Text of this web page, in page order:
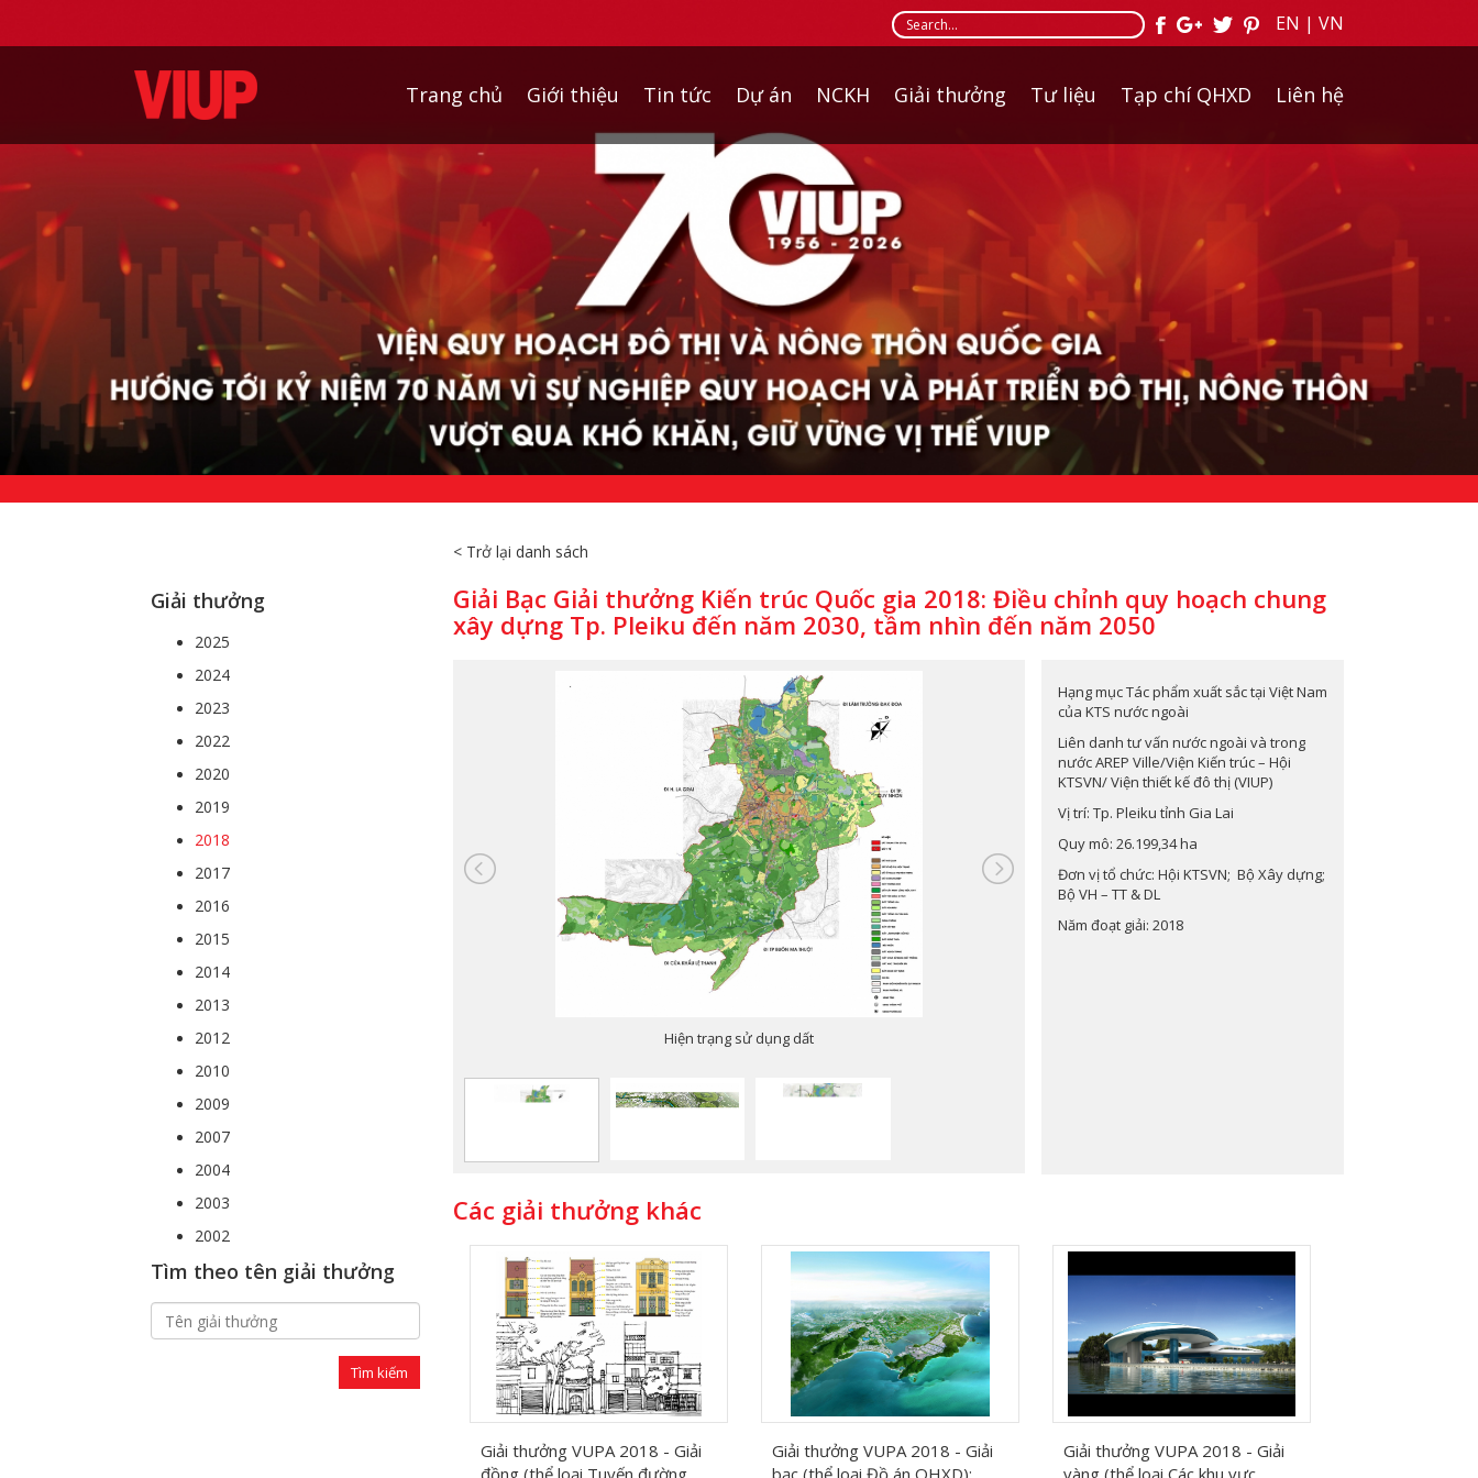
EN | VN
Trang chủ Giới thiệu Tin tức Dự án NCKH Giải thưởng Tư liệu Tạp chí QHXD Liên hệ
Giải thưởng
2025
2024
2023
2022
2020
2019
2018
2017
2016
2015
2014
2013
2012
2010
2009
2007
2004
2003
2002
Tìm theo tên giải thưởng
< Trở lại danh sách
Giải Bạc Giải thưởng Kiến trúc Quốc gia 2018: Điều chỉnh quy hoạch chung
xây dựng Tp. Pleiku đến năm 2030, tầm nhìn đến năm 2050
dồ dịnh huớng phat triển khong gian do thị Pleiku Hiện trạng sử dụng dất
Hạng mục Tác phẩm xuất sắc tại Việt Nam
của KTS nước ngoài
Liên danh tư vấn nước ngoài và trong
nước AREP Ville/Viện Kiến trúc – Hội
KTSVN/ Viện thiết kế đô thị (VIUP)
Vị trí: Tp. Pleiku tỉnh Gia Lai
Quy mô: 26.199,34 ha
Đơn vị tổ chức: Hội KTSVN; Bộ Xây dựng;
Bộ VH – TT & DL
Năm đoạt giải: 2018
Các giải thưởng khác
Giải thưởng VUPA 2018 - Giải
Giải thưởng VUPA 2018 - Giải
Giải thưởng VUPA 2018 - Giải